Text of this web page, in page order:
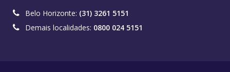
Belo Horizonte: (31) 3261 5151
Demais localidades: 0800 024 5151